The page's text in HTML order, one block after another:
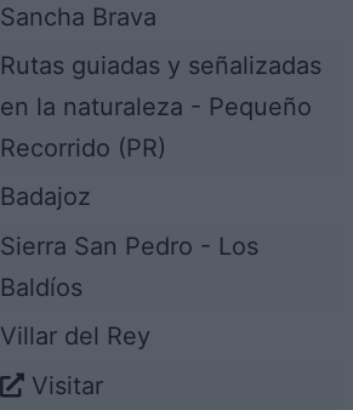
Sancha Brava
Rutas guiadas y señalizadas
en la naturaleza - Pequeño
Recorrido (PR)
Badajoz
Sierra San Pedro - Los
Baldíos
Villar del Rey
Visitar